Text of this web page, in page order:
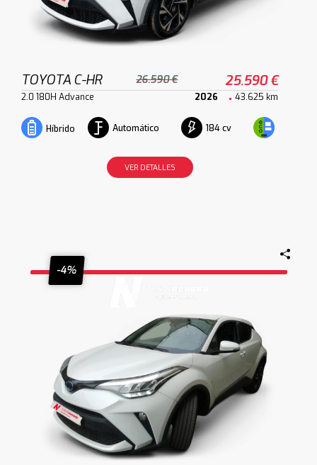
TOYOTA C-HR 26.590 € 25.590 €
2.0 180H Advance 2026 43.625 km
Híbrido Automático 184 cv
VER DETALLES
-4%